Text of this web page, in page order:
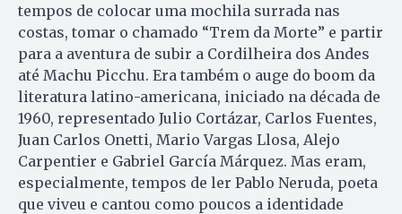
tempos de colocar uma mochila surrada nas
costas, tomar o chamado “Trem da Morte” e partir
para a aventura de subir a Cordilheira dos Andes
até Machu Picchu. Era também o auge do boom da
literatura latino-americana, iniciado na década de
1960, representado Julio Cortázar, Carlos Fuentes,
Juan Carlos Onetti, Mario Vargas Llosa, Alejo
Carpentier e Gabriel García Márquez. Mas eram,
especialmente, tempos de ler Pablo Neruda, poeta
que viveu e cantou como poucos a identidade